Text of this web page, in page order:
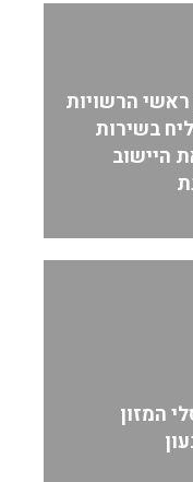
ראשי הרשויות
בשירות
היישוב
המזון